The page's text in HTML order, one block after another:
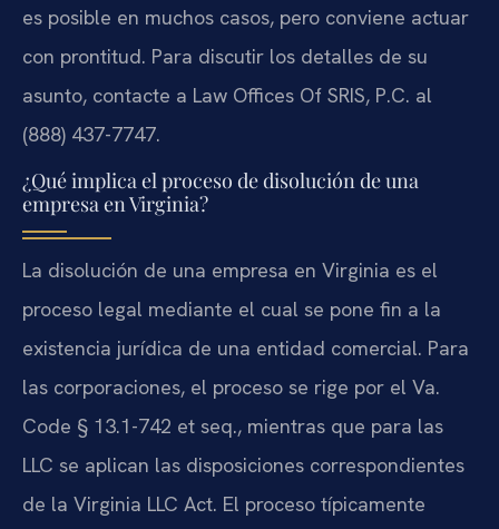
es posible en muchos casos, pero conviene actuar
con prontitud. Para discutir los detalles de su
asunto, contacte a Law Offices Of SRIS, P.C. al
(888) 437-7747.
¿Qué implica el proceso de disolución de una
empresa en Virginia?
La disolución de una empresa en Virginia es el
proceso legal mediante el cual se pone fin a la
existencia jurídica de una entidad comercial. Para
las corporaciones, el proceso se rige por el Va.
Code § 13.1-742 et seq., mientras que para las
LLC se aplican las disposiciones correspondientes
de la Virginia LLC Act. El proceso típicamente